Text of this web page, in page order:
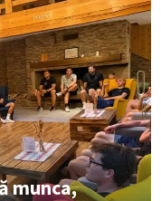
munca,